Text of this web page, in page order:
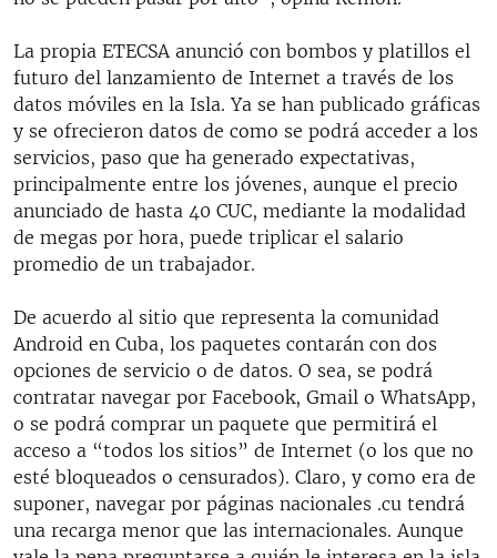
La propia ETECSA anunció con bombos y platillos el
futuro del lanzamiento de Internet a través de los
datos móviles en la Isla. Ya se han publicado gráficas
y se ofrecieron datos de como se podrá acceder a los
servicios, paso que ha generado expectativas,
principalmente entre los jóvenes, aunque el precio
anunciado de hasta 40 CUC, mediante la modalidad
de megas por hora, puede triplicar el salario
promedio de un trabajador.
De acuerdo al sitio que representa la comunidad
Android en Cuba, los paquetes contarán con dos
opciones de servicio o de datos. O sea, se podrá
contratar navegar por Facebook, Gmail o WhatsApp,
o se podrá comprar un paquete que permitirá el
acceso a “todos los sitios” de Internet (o los que no
esté bloqueados o censurados). Claro, y como era de
suponer, navegar por páginas nacionales .cu tendrá
una recarga menor que las internacionales. Aunque